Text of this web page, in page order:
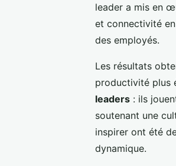
leader a mis en
et connectivité
des employés.
Les résultats
productivité plus
leaders : ils
soutenant une
inspirer ont été
dynamique.